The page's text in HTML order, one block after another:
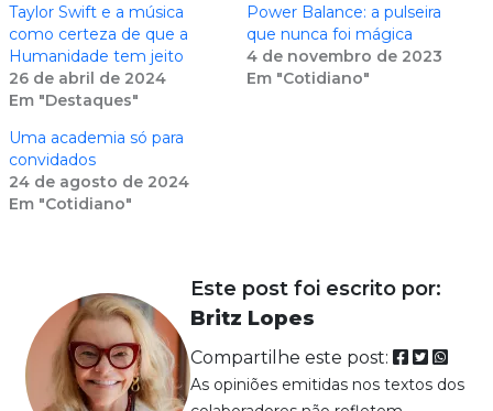
Taylor Swift e a música
como certeza de que a
Humanidade tem jeito
26 de abril de 2024
Em "Destaques"
Power Balance: a pulseira
que nunca foi mágica
4 de novembro de 2023
Em "Cotidiano"
Uma academia só para
convidados
24 de agosto de 2024
Em "Cotidiano"
Este post foi escrito por:
Britz Lopes
Compartilhe este post:
As opiniões emitidas nos textos dos